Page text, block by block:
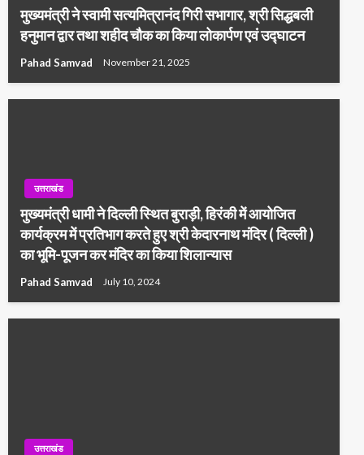
मुख्यमंत्री ने स्वामी सत्यमित्रानंद गिरी सभागार, श्री सिद्धबली
हनुमान द्वार तथा शहीद चौक का किया लोकार्पण एवं उद्घाटन
Pahad Samvad November 21, 2025
उत्तराखंड
मुख्यमंत्री धामी ने दिल्ली स्थित बुराड़ी, हिरंकी में आयोजित
कार्यक्रम में प्रतिभाग करते हुए श्री केदारनाथ मंदिर ( दिल्ली )
का भूमि-पूजन कर मंदिर का किया शिलान्यास
Pahad Samvad July 10, 2024
उत्तराखंड